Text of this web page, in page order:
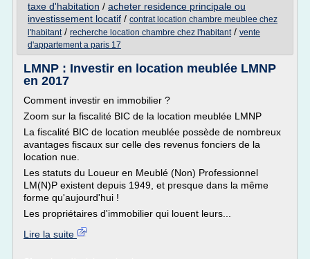
taxe d'habitation / acheter residence principale ou
investissement locatif / contrat location chambre meublee chez
l'habitant/ recherche location chambre chez l'habitant/ vente
d'appartement a paris 17
LMNP : Investir en location meublée LMNP
en 2017
Comment investir en immobilier ?
Zoom sur la fiscalité BIC de la location meublée LMNP
La fiscalité BIC de location meublée possède de nombreux
avantages fiscaux sur celle des revenus fonciers de la
location nue.
Les statuts du Loueur en Meublé (Non) Professionnel
LM(N)P existent depuis 1949, et presque dans la même
forme qu'aujourd'hui !
Les propriétaires d'immobilier qui louent leurs...
Lire la suite